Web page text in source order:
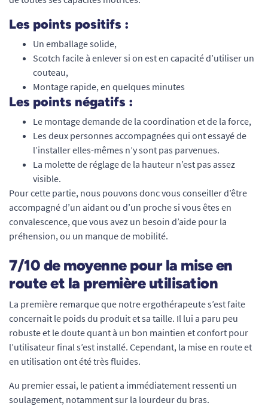
Les points positifs :
Un emballage solide,
Scotch facile à enlever si on est en capacité d’utiliser un
couteau,
Montage rapide, en quelques minutes
Les points négatifs :
Le montage demande de la coordination et de la force,
Les deux personnes accompagnées qui ont essayé de
l’installer elles-mêmes n’y sont pas parvenues.
La molette de réglage de la hauteur n’est pas assez
visible.
Pour cette partie, nous pouvons donc vous conseiller d’être
accompagné d’un aidant ou d’un proche si vous êtes en
convalescence, que vous avez un besoin d’aide pour la
préhension, ou un manque de mobilité.
7/10 de moyenne pour la mise en
route et la première utilisation
La première remarque que notre ergothérapeute s’est faite
concernait le poids du produit et sa taille. Il lui a paru peu
robuste et le doute quant à un bon maintien et confort pour
l’utilisateur final s’est installé. Cependant, la mise en route et
en utilisation ont été très fluides.
Au premier essai, le patient a immédiatement ressenti un
soulagement, notamment sur la lourdeur du bras.